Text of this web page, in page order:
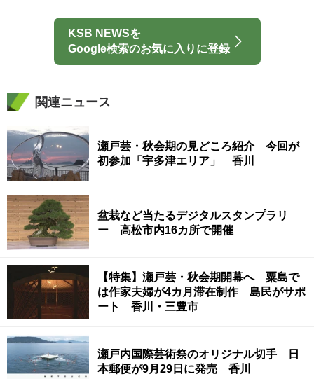
KSB NEWSを
Google検索のお気に入りに登録
関連ニュース
瀬戸芸・秋会期の見どころ紹介 今回が
初参加「宇多津エリア」 香川
盆栽など当たるデジタルスタンプラリ
ー 高松市内16カ所で開催
【特集】瀬戸芸・秋会期開幕へ 粟島で
は作家夫婦が4カ月滞在制作 島民がサポ
ート 香川・三豊市
瀬戸内国際芸術祭のオリジナル切手 日
本郵便が9月29日に発売 香川